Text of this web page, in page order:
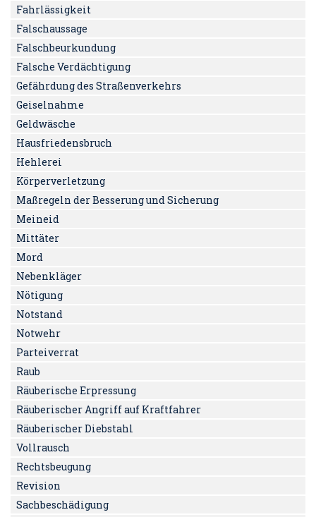
Fahrlässigkeit
Falschaussage
Falschbeurkundung
Falsche Verdächtigung
Gefährdung des Straßenverkehrs
Geiselnahme
Geldwäsche
Hausfriedensbruch
Hehlerei
Körperverletzung
Maßregeln der Besserung und Sicherung
Meineid
Mittäter
Mord
Nebenkläger
Nötigung
Notstand
Notwehr
Parteiverrat
Raub
Räuberische Erpressung
Räuberischer Angriff auf Kraftfahrer
Räuberischer Diebstahl
Vollrausch
Rechtsbeugung
Revision
Sachbeschädigung